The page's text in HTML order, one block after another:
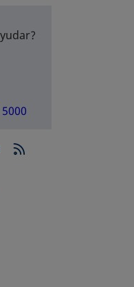
una pestaña
en una pestaña
en una
se abre en una